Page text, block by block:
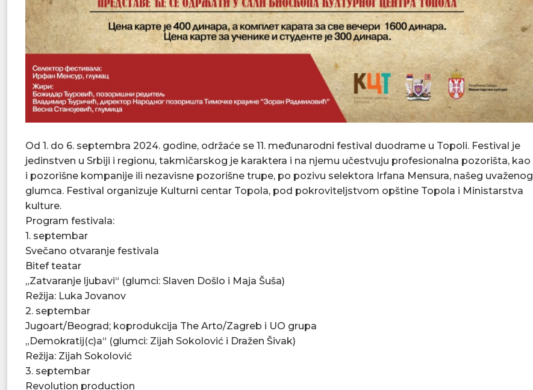
Od 1. do 6. septembra 2024. godine, održaće se 11. međunarodni festival duodrame u Topoli. Festival je
jedinstven u Srbiji i regionu, takmičarskog je karaktera i na njemu učestvuju profesionalna pozorišta, kao
i pozorišne kompanije ili nezavisne pozorišne trupe, po pozivu selektora Irfana Mensura, našeg uvaženog
glumca. Festival organizuje Kulturni centar Topola, pod pokroviteljstvom opštine Topola i Ministarstva
kulture.
Program festivala:
1. septembar
Svečano otvaranje festivala
Bitef teatar
„Zatvaranje ljubavi“ (glumci: Slaven Došlo i Maja Šuša)
Režija: Luka Jovanov
2. septembar
Jugoart/Beograd; koprodukcija The Arto/Zagreb i UO grupa
„Demokratij(c)a“ (glumci: Zijah Sokolović i Dražen Šivak)
Režija: Zijah Sokolović
3. septembar
Revolution production